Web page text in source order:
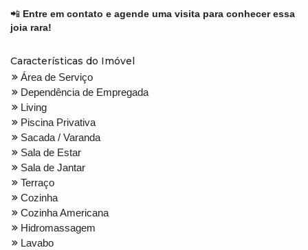
📲 Entre em contato e agende uma visita para conhecer essa
joia rara!
Características do Imóvel
Área de Serviço
Dependência de Empregada
Living
Piscina Privativa
Sacada / Varanda
Sala de Estar
Sala de Jantar
Terraço
Cozinha
Cozinha Americana
Hidromassagem
Lavabo